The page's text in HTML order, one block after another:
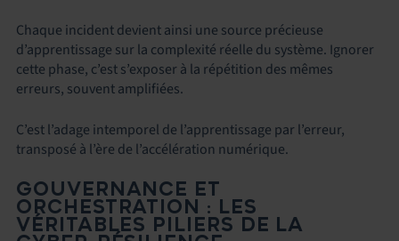
Chaque incident devient ainsi une source précieuse
d’apprentissage sur la complexité réelle du système. Ignorer
cette phase, c’est s’exposer à la répétition des mêmes
erreurs, souvent amplifiées.
C’est l’adage intemporel de l’apprentissage par l’erreur,
transposé à l’ère de l’accélération numérique.
GOUVERNANCE ET
ORCHESTRATION : LES
VÉRITABLES PILIERS DE LA